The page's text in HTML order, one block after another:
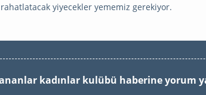
rahatlatacak yiyecekler yememiz gerekiyor.
kadınlar kulübü haberine yorum